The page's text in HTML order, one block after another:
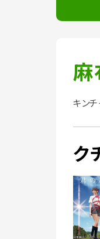
麻
キン
ク